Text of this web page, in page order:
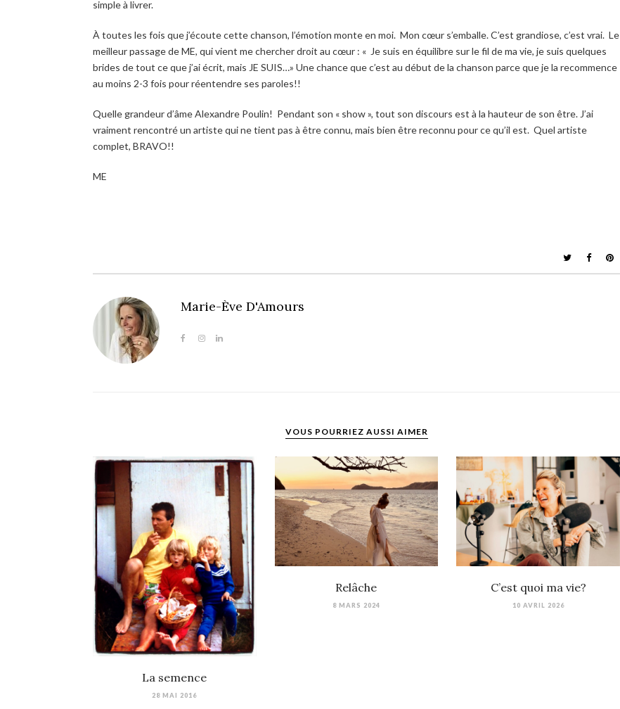
simple à livrer.
À toutes les fois que j’écoute cette chanson, l’émotion monte en moi. Mon cœur s’emballe. C’est grandiose, c’est vrai. Le
meilleur passage de ME, qui vient me chercher droit au cœur : « Je suis en équilibre sur le fil de ma vie, je suis quelques
brides de tout ce que j’ai écrit, mais JE SUIS…» Une chance que c’est au début de la chanson parce que je la recommence
au moins 2-3 fois pour réentendre ses paroles!!
Quelle grandeur d’âme Alexandre Poulin! Pendant son « show », tout son discours est à la hauteur de son être. J’ai
vraiment rencontré un artiste qui ne tient pas à être connu, mais bien être reconnu pour ce qu’il est. Quel artiste
complet, BRAVO!!
ME
Marie-Ève D'Amours
VOUS POURRIEZ AUSSI AIMER
La semence
28 MAI 2016
Relâche
8 MARS 2024
C’est quoi ma vie?
10 AVRIL 2026